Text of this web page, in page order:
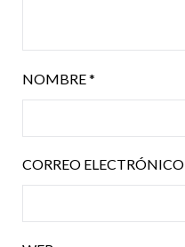
NOMBRE*
CORREO ELECTRÓNICO